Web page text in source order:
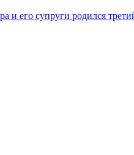
и его супруги родился